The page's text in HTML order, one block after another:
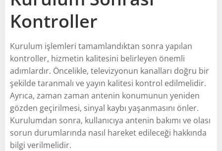
Kontroller
Kurulum işlemleri tamamlandıktan sonra yapılan
kontroller, hizmetin kalitesini belirleyen önemli
adımlardır. Öncelikle, televizyonun kanalları doğru bir
şekilde taranmalı ve yayın kalitesi kontrol edilmelidir.
Ayrıca, zaman zaman antenin konumunun yeniden
gözden geçirilmesi, sinyal kaybı yaşanmasını önler.
Kurulumdan sonra, kullanıcıya antenin bakımı ve olası
sorun durumlarında nasıl hareket edileceği hakkında
bilgi verilmelidir.